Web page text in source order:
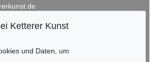
Auktion 437 - Lot 865
Farbraumkörper
Ergebnis: € 193.750
Ketterer Kunst
und Daten, um